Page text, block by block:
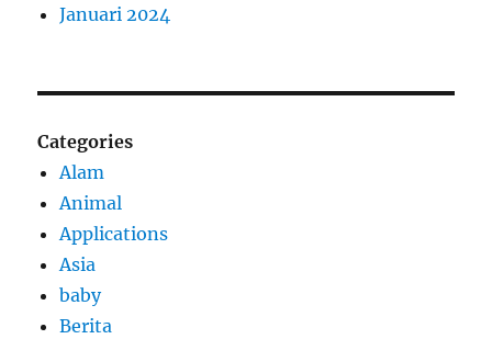
Januari 2024
Categories
Alam
Animal
Applications
Asia
baby
Berita